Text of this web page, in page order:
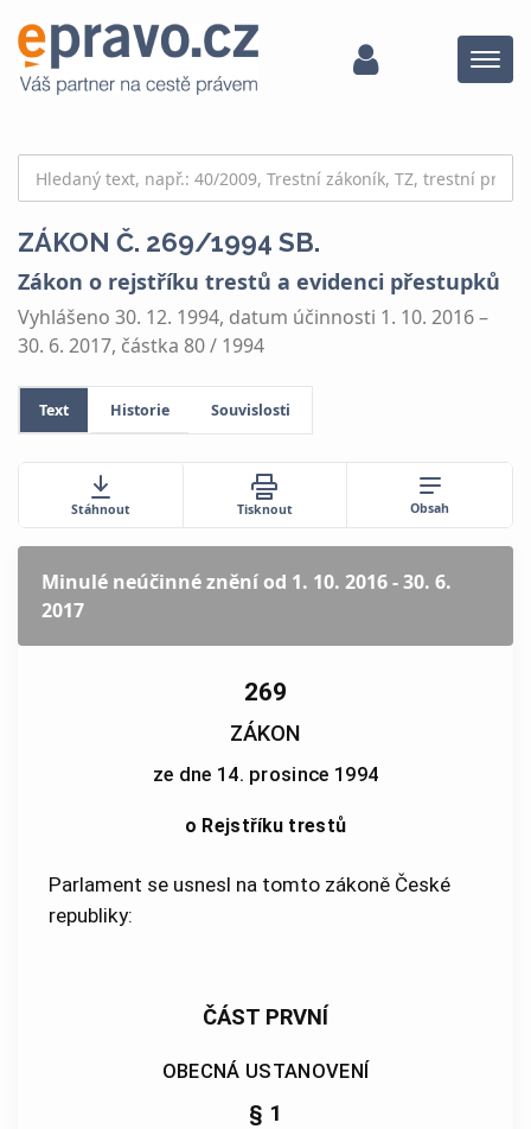
Menu
ZÁKON Č. 269/1994 SB.
Zákon o rejstříku trestů a evidenci přestupků
Vyhlášeno 30. 12. 1994, datum účinnosti 1. 10. 2016 –
30. 6. 2017, částka 80 / 1994
Text Historie Souvislosti
Stáhnout Tisknout Obsah
Minulé neúčinné zněníod 1. 10. 2016 - 30. 6.
2017
269
ZÁKON
ze dne 14. prosince 1994
o Rejstříku trestů
Parlament se usnesl na tomto zákoně České
republiky:
ČÁST PRVNÍ
OBECNÁ USTANOVENÍ
§ 1